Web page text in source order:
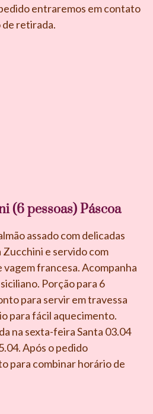
entraremos em contato
retirada.
(6 pessoas) Páscoa
assado com delicadas
Zucchini e servido com
vagem francesa. Acompanha
Porção para 6
para servir em travessa
para fácil aquecimento.
na sexta-feira Santa 03.04
Após o pedido
para combinar horário de